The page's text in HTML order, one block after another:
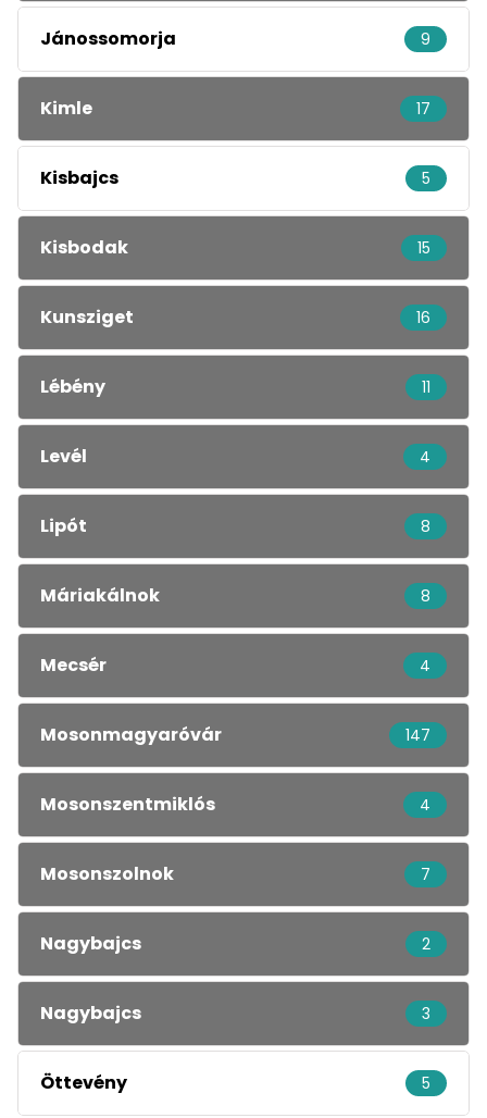
Jánossomorja 9
Kimle 17
Kisbajcs 5
Kisbodak 15
Kunsziget 16
Lébény 11
Levél 4
Lipót 8
Máriakálnok 8
Mecsér 4
Mosonmagyaróvár 147
Mosonszentmiklós 4
Mosonszolnok 7
Nagybajcs 2
Nagybajcs 3
Öttevény 5